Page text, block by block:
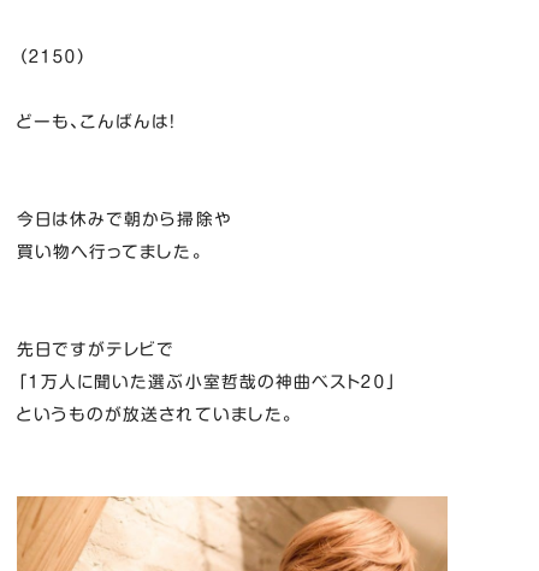
（２１５０）
どーも、こんばんは！
今日は休みで朝から掃除や
買い物へ行ってました。
先日ですがテレビで
「１万人に聞いた選ぶ小室哲哉の神曲ベスト２０」
というものが放送されていました。